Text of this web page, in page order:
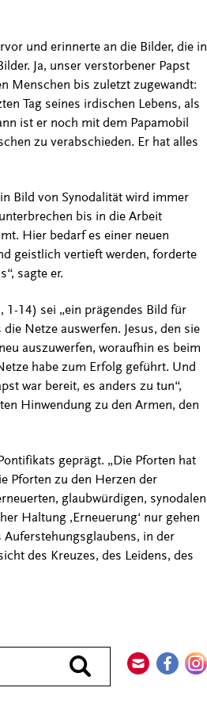
Durchsuchen
und erinnerte an die Bilder, die in
Ja, unser verstorbener Papst
Menschen bis zuletzt zugewandt:
Tag seines irdischen Lebens, als
ist er noch mit dem Papamobil
zu verabschieden. Er hat alles
Bild von Synodalität wird immer
bis in die Arbeit
Hier bedarf es einer neuen
geistlich vertieft werden, forderte
sagte er.
1-14) sei „ein prägendes Bild für
Netze auswerfen. Jesus, den sie
auszuwerfen, woraufhin es beim
habe zum Erfolg geführt. Und
war bereit, es anders zu tun“,
Hinwendung zu den Armen, den
geprägt. „Die Pforten hat
Pforten zu den Herzen der
glaubwürdigen, synodalen
Haltung ,Erneuerung‘ nur gehen
in der
des Kreuzes, des Leidens, des